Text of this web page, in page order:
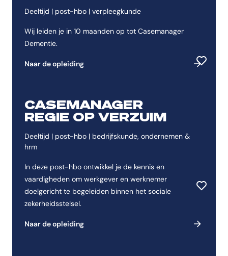
Deeltijd | post-hbo | verpleegkunde
Wij leiden je in 10 maanden op tot Casemanager
Dementie.
Naar de opleiding
CASEMANAGER
REGIE OP VERZUIM
Deeltijd | post-hbo | bedrijfskunde, ondernemen &
hrm
In deze post-hbo ontwikkel je de kennis en
vaardigheden om werkgever en werknemer
doelgericht te begeleiden binnen het sociale
zekerheidsstelsel.
Naar de opleiding